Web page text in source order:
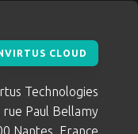
CLOUD
Technologies
rue Paul Bellamy
Nantes, France